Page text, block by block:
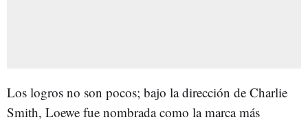
Los logros no son pocos; bajo la dirección de Charlie
Smith, Loewe fue nombrada como la marca más